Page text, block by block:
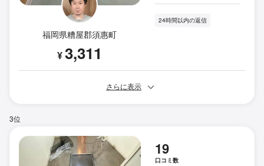
福岡県糟屋郡須惠町
¥3,311
24時間以内の返信
さらに表示
3位
19
口コミ数